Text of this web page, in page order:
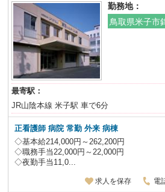
勤務地：
鳥取県米子市
最寄駅：
JR山陰本線 米子駅 車で6分
正看護師 病院 常勤 外来 病棟
◇基本給214,000円～262,200円
◇職務手当22,000円～22,000円
◇夜勤手当11,0...
求人を保存 電